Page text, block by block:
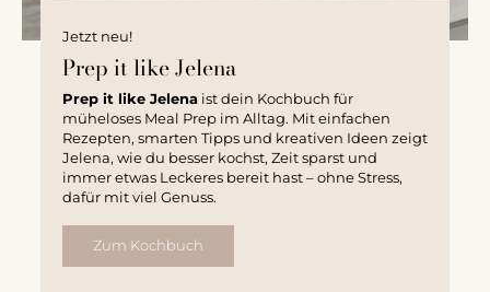
Jetzt neu!
Prep it like Jelena
Prep it like Jelena ist dein Kochbuch für
müheloses Meal Prep im Alltag. Mit einfachen
Rezepten, smarten Tipps und kreativen Ideen zeigt
Jelena, wie du besser kochst, Zeit sparst und
immer etwas Leckeres bereit hast – ohne Stress,
dafür mit viel Genuss.
Zum Kochbuch